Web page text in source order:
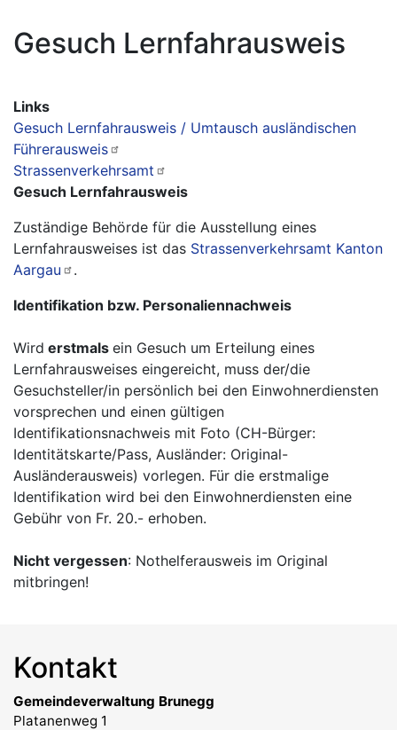
Gesuch Lernfahrausweis
Links
Gesuch Lernfahrausweis / Umtausch ausländischen
Führerausweis
Strassenverkehrsamt
Gesuch Lernfahrausweis
Zuständige Behörde für die Ausstellung eines
Lernfahrausweises ist das Strassenverkehrsamt Kanton
Aargau
.
Identifikation bzw. Personaliennachweis
Wird erstmals ein Gesuch um Erteilung eines
Lernfahrausweises eingereicht, muss der/die
Gesuchsteller/in persönlich bei den Einwohnerdiensten
vorsprechen und einen gültigen
Identifikationsnachweis mit Foto (CH-Bürger:
Identitätskarte/Pass, Ausländer: Original-
Ausländerausweis) vorlegen. Für die erstmalige
Identifikation wird bei den Einwohnerdiensten eine
Gebühr von Fr. 20.- erhoben.
Nicht vergessen: Nothelferausweis im Original
mitbringen!
Kontakt
Gemeindeverwaltung Brunegg
Platanenweg 1